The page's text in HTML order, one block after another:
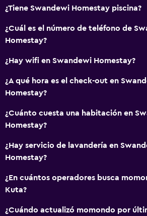
¿Tiene Swandewi Homestay piscina?
¿Cuál es el número de teléfono de
Homestay?
¿Hay wifi en Swandewi Homestay?
¿A qué hora es el check-out en
Homestay?
¿Cuánto cuesta una habitación en
Homestay?
¿Hay servicio de lavandería en
Homestay?
¿En cuántos operadores busca
Kuta?
¿Cuándo actualizó momondo por